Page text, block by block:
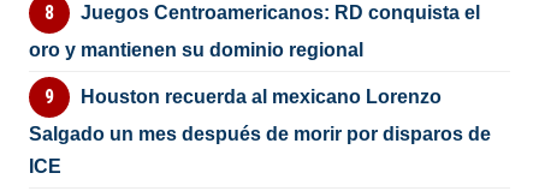
Juegos Centroamericanos: RD conquista el
oro y mantienen su dominio regional
Houston recuerda al mexicano Lorenzo
Salgado un mes después de morir por disparos de
ICE